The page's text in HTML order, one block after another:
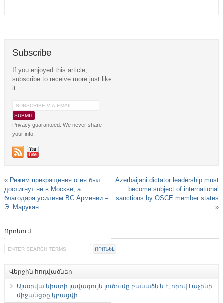
Subscribe
If you enjoyed this article,
subscribe to receive more just like
it.
Privacy guaranteed. We never share
your info.
« Режим прекращения огня был
достигнут не в Москве, а
благодаря усилиям ВС Армении –
Э. Марукян
Azerbaijani dictator leadership must
become subject of international
sanctions by OSCE member states
»
Որոնում
Վերջին հոդվածներ
Այսօրվա նիստի լավագույն լուծումը բանաձևն է, որով Լաչինի
միջանցքը կբացվի